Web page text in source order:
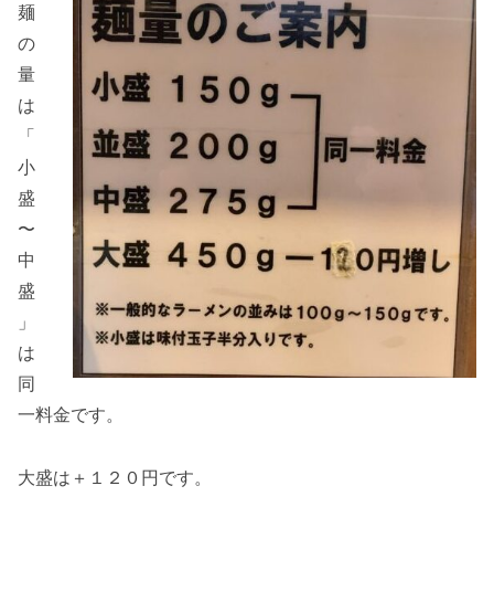
麺
の
量
は
「
小
盛
〜
中
盛
」
は
同
一料金です。
大盛は＋１２０円です。